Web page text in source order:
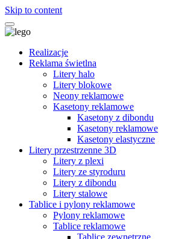
Skip to content
Realizacje
Reklama świetlna
Litery halo
Litery blokowe
Neony reklamowe
Kasetony reklamowe
Kasetony z dibondu
Kasetony reklamowe
Kasetony elastyczne
Litery przestrzenne 3D
Litery z plexi
Litery ze styroduru
Litery z dibondu
Litery stalowe
Tablice i pylony reklamowe
Pylony reklamowe
Tablice reklamowe
Tablice zewnętrzne